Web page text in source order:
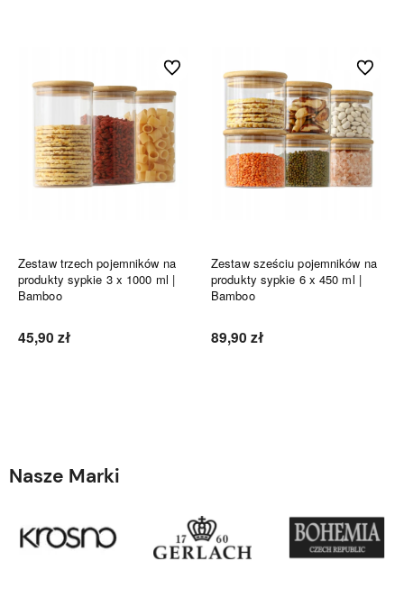
Zestaw trzech pojemników na
produkty sypkie 3 x 1000 ml |
Bamboo
45,90 zł
Do ulubionych
Zestaw sześciu pojemników na
produkty sypkie 6 x 450 ml |
Bamboo
89,90 zł
Do
Nasze Marki